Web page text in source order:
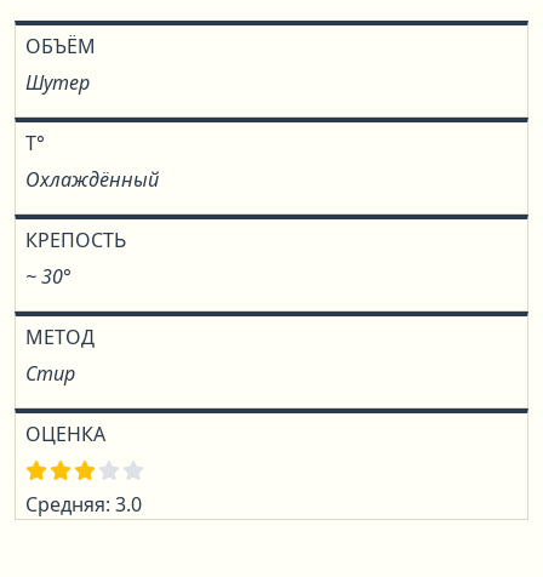
ОБЪЁМ
Шутер
T°
Охлаждённый
КРЕПОСТЬ
~ 30°
МЕТОД
Стир
ОЦЕНКА
Средняя: 3.0